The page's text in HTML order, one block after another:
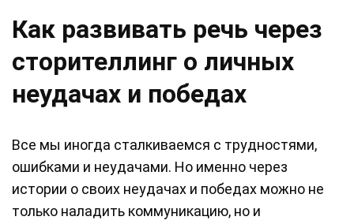
Как развивать речь через
сторителлинг о личных
неудачах и победах
Все мы иногда сталкиваемся с трудностями,
ошибками и неудачами. Но именно через
истории о своих неудачах и победах можно не
только наладить коммуникацию, но и